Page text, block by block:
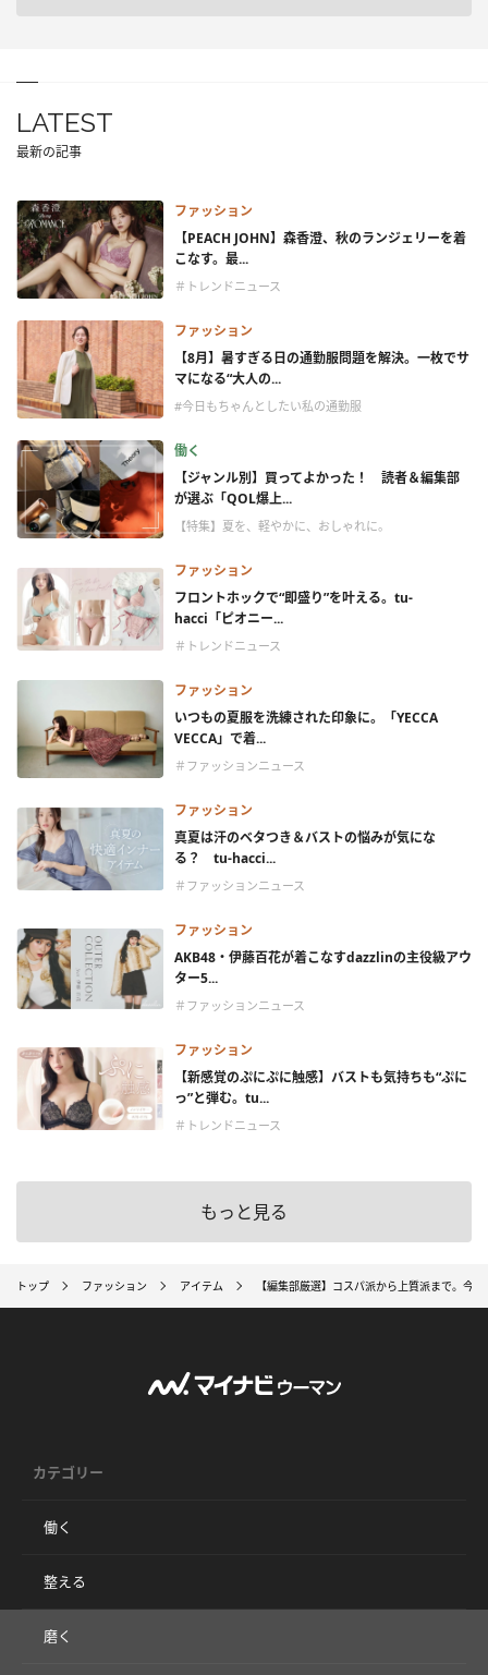
LATEST
最新の記事
ファッション
【PEACH JOHN】森香澄、秋のランジェリーを着
こなす。最...
＃トレンドニュース
ファッション
【8月】暑すぎる日の通勤服問題を解決。一枚でサ
マになる“大人の...
#今日もちゃんとしたい私の通勤服
働く
【ジャンル別】買ってよかった！ 読者＆編集部
が選ぶ「QOL爆上...
【特集】夏を、軽やかに、おしゃれに。
ファッション
フロントホックで“即盛り”を叶える。tu-
hacci「ピオニー...
＃トレンドニュース
ファッション
いつもの夏服を洗練された印象に。「YECCA
VECCA」で着...
＃ファッションニュース
ファッション
真夏は汗のベタつき＆バストの悩みが気にな
る？ tu-hacci...
＃ファッションニュース
ファッション
AKB48・伊藤百花が着こなすdazzlinの主役級アウ
ター5...
＃ファッションニュース
ファッション
【新感覚のぷにぷに触感】バストも気持ちも“ぷに
っ”と弾む。tu...
＃トレンドニュース
もっと見る
トップ ファッション アイテム 【編集部厳選】コスパ派から上質派まで。今
カテゴリー
働く
整える
磨く